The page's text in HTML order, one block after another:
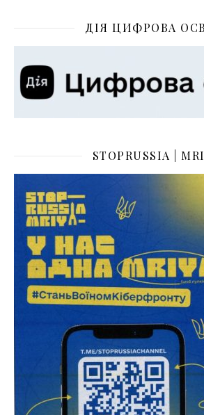
ДІЯ ЦИФРОВА
STOPRUSSIA |